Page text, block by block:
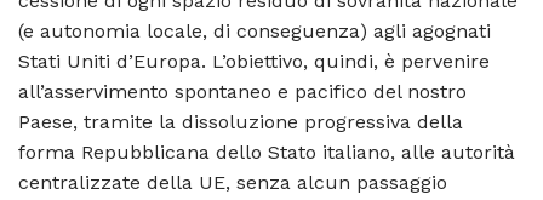
(e autonomia locale, di conseguenza) agli agognati
Stati Uniti d’Europa. L’obiettivo, quindi, è pervenire
all’asservimento spontaneo e pacifico del nostro
Paese, tramite la dissoluzione progressiva della
forma Repubblicana dello Stato italiano, alle autorità
centralizzate della UE, senza alcun passaggio